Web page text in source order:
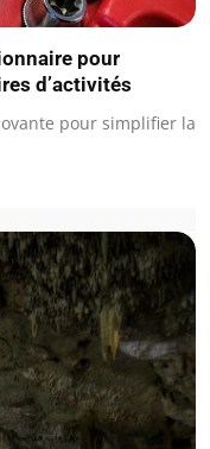
pour
d’activités
pour simplifier la